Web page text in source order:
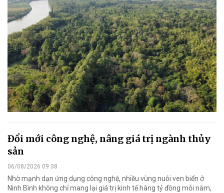
Đổi mới công nghệ, nâng giá trị ngành thủy
sản
06/08/2026 09:38
Nhờ mạnh dạn ứng dụng công nghệ, nhiều vùng nuôi ven biển ở
Ninh Bình không chỉ mang lại giá trị kinh tế hàng tỷ đồng mỗi năm,